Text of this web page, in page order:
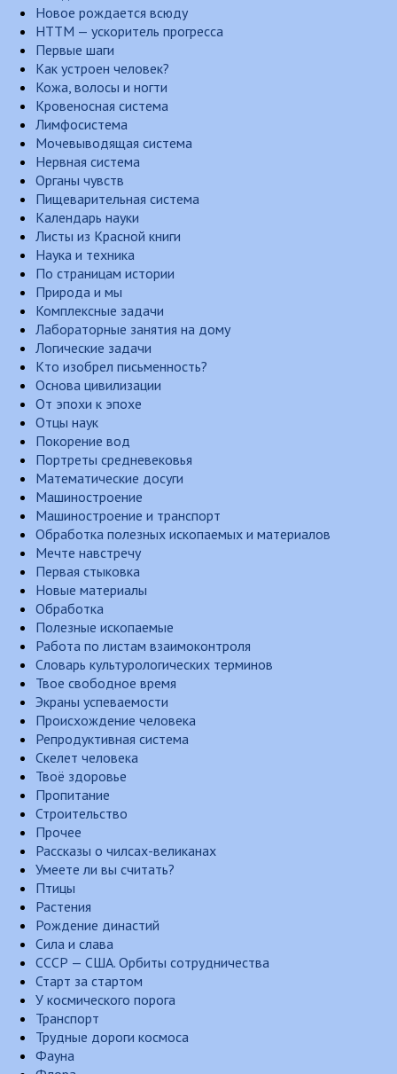
Новое рождается всюду
НТТМ — ускоритель прогресса
Первые шаги
Как устроен человек?
Кожа, волосы и ногти
Кровеносная система
Лимфосистема
Мочевыводящая система
Нервная система
Органы чувств
Пищеварительная система
Календарь науки
Листы из Красной книги
Наука и техника
По страницам истории
Природа и мы
Комплексные задачи
Лабораторные занятия на дому
Логические задачи
Кто изобрел письменность?
Основа цивилизации
От эпохи к эпохе
Отцы наук
Покорение вод
Портреты средневековья
Математические досуги
Машиностроение
Машиностроение и транспорт
Обработка полезных ископаемых и материалов
Мечте навстречу
Первая стыковка
Новые материалы
Обработка
Полезные ископаемые
Работа по листам взаимоконтроля
Словарь культурологических терминов
Твое свободное время
Экраны успеваемости
Происхождение человека
Репродуктивная система
Скелет человека
Твоё здоровье
Пропитание
Строительство
Прочее
Рассказы о чилсах-великанах
Умеете ли вы считать?
Птицы
Растения
Рождение династий
Сила и слава
СССР — США. Орбиты сотрудничества
Старт за стартом
У космического порога
Транспорт
Трудные дороги космоса
Фауна